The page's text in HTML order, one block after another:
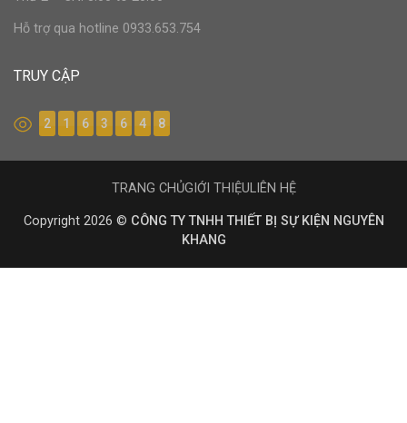
Hỗ trợ qua hotline 0933.653.754
TRUY CẬP
2 1 6 3 6 4 8
Copyright 2026 © CÔNG TY TNHH THIẾT BỊ SỰ KIỆN NGUYÊN
KHANG
TRANG CHỦGIỚI THIỆULIÊN HỆ